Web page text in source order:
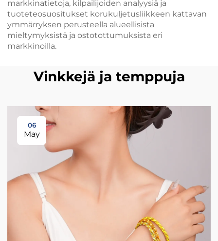
markkinatietoja, kilpailijoiden analyysiä ja
tuoteteosuositukset korukuljetusliikkeen kattavan
ymmärryksen perusteella alueellisista
mieltymyksistä ja ostotottumuksista eri
markkinoilla.
Vinkkejä ja temppuja
06
May